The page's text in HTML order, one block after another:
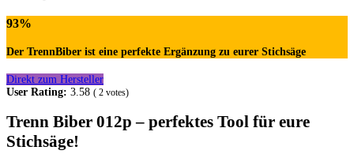
93%
Der TrennBiber ist eine perfekte Ergänzung zu eurer Stichsäge
Direkt zum Hersteller
User Rating: 3.58 ( 2 votes)
Trenn Biber 012p – perfektes Tool für eure
Stichsäge!